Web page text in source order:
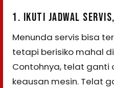
1. IKUTI JADWAL
Menunda servis bisa
tetapi berisiko mahal
Contohnya, telat ganti
keausan mesin. Telat